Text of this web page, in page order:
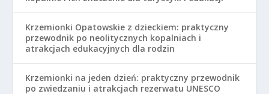
Krzemionki Opatowskie z dzieckiem: praktyczny
przewodnik po neolitycznych kopalniach i
atrakcjach edukacyjnych dla rodzin
Krzemionki na jeden dzień: praktyczny przewodnik
po zwiedzaniu i atrakcjach rezerwatu UNESCO